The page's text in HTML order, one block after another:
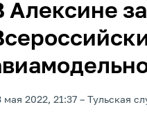
Алексине
мая 2022, 21:37 Тульская